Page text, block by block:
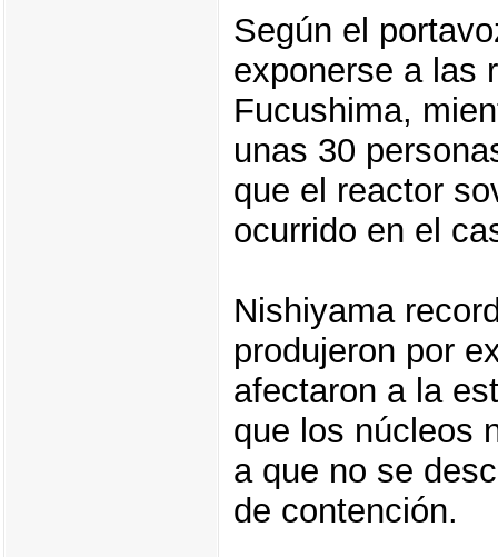
Según el
exponerse a las
Fucushima,
unas 30
que el reactor
ocurrido en el
Nishiyama
produjeron por
afectaron a la
que los núcleos
a que no se
de contención.